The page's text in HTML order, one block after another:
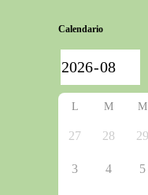
Calendario
L M M
27 28 29
3 4 5